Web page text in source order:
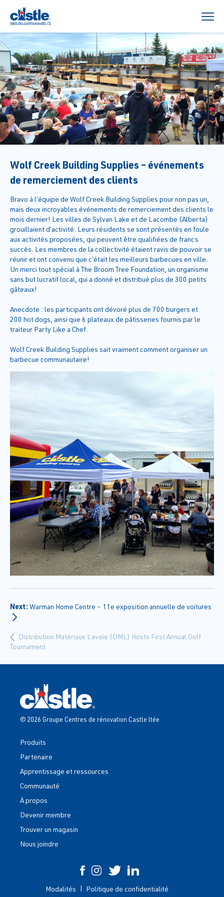
Wolf Creek Building Supplies – événements
de remerciement des clients
Bravo à l’équipe de Wolf Creek Building Supplies pour non pas un,
mais deux incroyables événements de remerciement des clients le
mois dernier! Les villes de Sylvan Lake et de Lacombe (Alberta)
grouillaient d’activité. Leurs résidents se sont présentés en foule
aux activités proposées, qui peuvent être qualifiées de francs
succès. Les membres de la collectivité étaient ravis de pouvoir se
réunir et ont convenu que c’était les meilleurs barbecues en ville.
Un merci tout spécial à The Broom Tree Foundation, un organisme
sans but lucratif local, qui a donné et distribué plus de 300 petits
gâteaux!
Anecdote : les participants ont dévoré plus de 700 burgers et
200 hot dogs, ainsi que 6 plateaux de pâtisseries fournis par le
traiteur Party Like a Chef.
Wolf Creek Building Supplies sait vraiment comment organiser un
barbecue communautaire!
Distribution Matériaux Lavoie (DML) Hosts First Annual Golf
Tournament
Next: Warman Home Centre – 11e exposition annuelle de voitures
© 2026 Groupe Centres de rénovation Castle ltée
Produits
Partenaire
Apprentissage et ressources
Communauté
À propos
Devenir membre
Trouver un magasin
Nous joindre
Modalités Politique de confidentialité